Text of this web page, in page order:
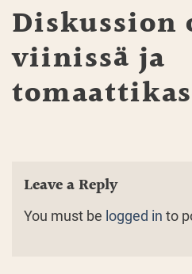
Diskussion
viinissä ja
Leave a Reply
You must be logged in to